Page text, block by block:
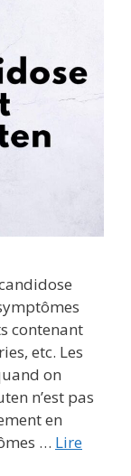
contenant
etc. Les
on
n’est pas
en
… Lire